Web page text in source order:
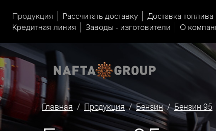
Продукция Рассчитать доставку Доставка
Кредитная линия
Заводы - изготовители О
Главная / Продукция/Бензин/Бензин 95